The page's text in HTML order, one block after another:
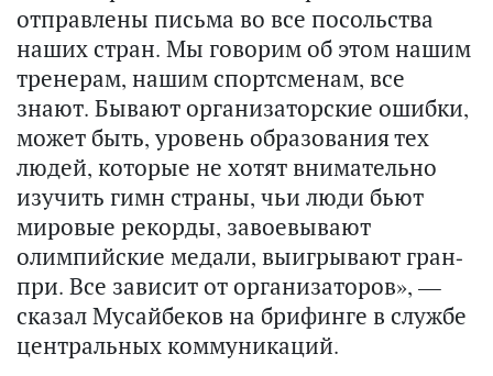
отправлены письма во все посольства
наших стран. Мы говорим об этом нашим
тренерам, нашим спортсменам, все
знают. Бывают организаторские ошибки,
может быть, уровень образования тех
людей, которые не хотят внимательно
изучить гимн страны, чьи люди бьют
мировые рекорды, завоевывают
олимпийские медали, выигрывают гран-
при. Все зависит от организаторов», —
сказал Мусайбеков на брифинге в службе
центральных коммуникаций.